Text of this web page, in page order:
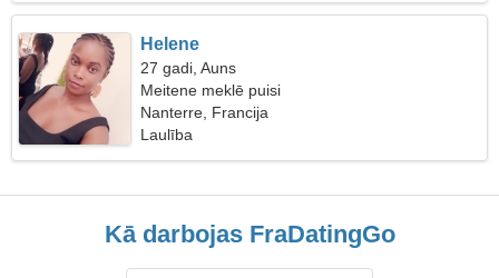
Helene
27 gadi, Auns
Meitene meklē puisi
Nanterre, Francija
Laulība
Kā darbojas FraDatingGo